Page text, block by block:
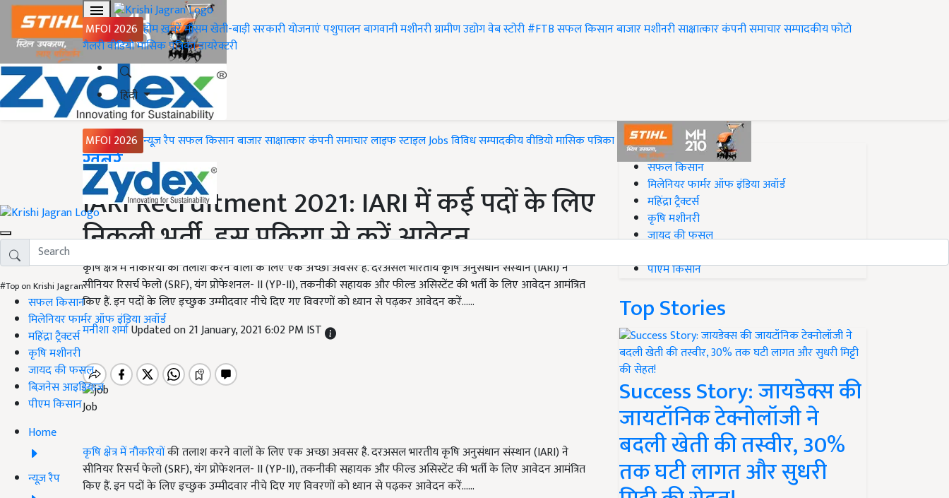
MFOI 2026 होमख़बरेंमौसमखेती-बाड़ीसरकारी योजनाएंपशुपालनबागवानीमशीनरीग्रामीण उद्योगवेब स्टोरी#FTBसफल किसानबाजारमशीनरीसाक्षात्कारकंपनी समाचारसम्पादकीयफोटो
गैलरीवीडियोमासिक पत्रिकाडायरेक्टरी
हिंदी
MFOI 2026 न्यूज़ रैपसफल किसानबाजारसाक्षात्कारकंपनी समाचारलाइफ स्टाइलJobsविविधसम्पादकीयवीडियोमासिक पत्रिका
#Top on Krishi Jagran
सफल किसान
मिलेनियर फार्मर ऑफ इंडिया अवॉर्ड
महिंद्रा ट्रैक्टर्स
कृषि मशीनरी
जायद की फसल
बिज़नेस आइडियाज
पीएम किसान
Home
न्यूज़ रैप
Home
ख़बरें
IARI Recruitment 2021: IARI में कई पदों के लिए
निकली भर्ती, इस प्रक्रिया से करें आवेदन
कृषि क्षेत्र में नौकरियों की तलाश करने वालों के लिए एक अच्छा अवसर है. दरअसल भारतीय कृषि अनुसंधान संस्थान (IARI) ने
सीनियर रिसर्च फेलो (SRF), यंग प्रोफेशनल- II (YP-II), तकनीकी सहायक और फील्ड असिस्टेंट की भर्ती के लिए आवेदन आमंत्रित
किए हैं. इन पदों के लिए इच्छुक उम्मीदवार नीचे दिए गए विवरणों को ध्यान से पढ़कर आवेदन करें......
मनीशा शर्माUpdated on 21 January, 2021 6:02 PM IST
Job
कृषि क्षेत्र में नौकरियोंकी तलाश करने वालों के लिए एक अच्छा अवसर है. दरअसल भारतीय कृषि अनुसंधान संस्थान (IARI) ने
सीनियर रिसर्च फेलो (SRF), यंग प्रोफेशनल- II (YP-II), तकनीकी सहायक और फील्ड असिस्टेंट की भर्ती के लिए आवेदन आमंत्रित
किए हैं. इन पदों के लिए इच्छुक उम्मीदवार नीचे दिए गए विवरणों को ध्यान से पढ़कर आवेदन करें......
#Top on Krishi Jagran
सफल किसान
मिलेनियर फार्मर ऑफ इंडिया अवॉर्ड
महिंद्रा ट्रैक्टर्स
कृषि मशीनरी
जायद की फसल
पीएम किसान
Top Stories
Success Story: जायडेक्स की
जायटॉनिक टेक्नोलॉजी ने
बदली खेती की तस्वीर, 30%
तक घटी लागत और सुधरी